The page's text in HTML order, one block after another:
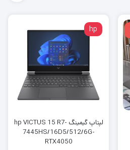
hp
لپتاپ گیمینگ hp VICTUS 15 R7-
7445HS/16D5/512/6G-
RTX4050